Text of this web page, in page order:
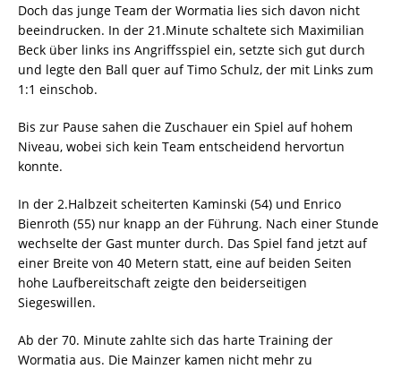
Doch das junge Team der Wormatia lies sich davon nicht
beeindrucken. In der 21.Minute schaltete sich Maximilian
Beck über links ins Angriffsspiel ein, setzte sich gut durch
und legte den Ball quer auf Timo Schulz, der mit Links zum
1:1 einschob.
Bis zur Pause sahen die Zuschauer ein Spiel auf hohem
Niveau, wobei sich kein Team entscheidend hervortun
konnte.
In der 2.Halbzeit scheiterten Kaminski (54) und Enrico
Bienroth (55) nur knapp an der Führung. Nach einer Stunde
wechselte der Gast munter durch. Das Spiel fand jetzt auf
einer Breite von 40 Metern statt, eine auf beiden Seiten
hohe Laufbereitschaft zeigte den beiderseitigen
Siegeswillen.
Ab der 70. Minute zahlte sich das harte Training der
Wormatia aus. Die Mainzer kamen nicht mehr zu